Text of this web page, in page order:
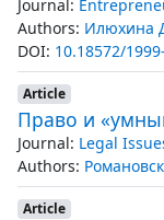
Journal:
Authors: Илюхина
DOI: 10.18572/
Article
Право и
Journal: Legal
Authors:
Article